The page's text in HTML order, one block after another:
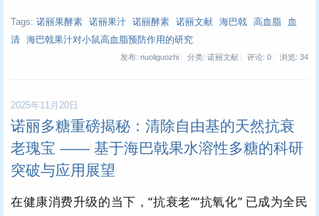
Tags: 诺丽果酵素 诺丽果汁 诺丽酵素 诺丽文献 海巴戟 高血脂
血
清
海巴戟果汁对小鼠高血脂预防作用的研究
发布: nuoliguozhi 分类: 诺丽文献 评论: 0 浏览: 34
2025年11月20日
诺丽多糖重磅揭秘：清除自由基的天然抗衰
老瑰宝 —— 基于海巴戟果水溶性多糖的科研
突破与应用展望
在健康消费升级的当下，“抗衰老”“抗氧化” 已成为全民